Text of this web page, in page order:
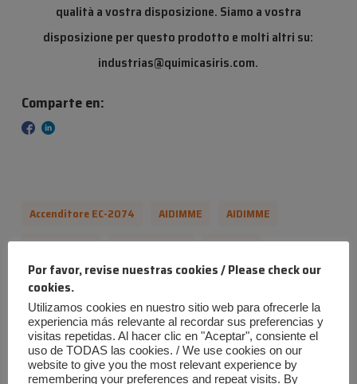
qualità a vostra disposizione. Siamo a vostra
disposizione per questo prodotto e molti altri su:
industrias@quimicasiris.com.
Comparte en:
Accenditore EC-2074 AIDIMME
AIDIMME
Certificación
Certificazione
EC-2074
EN 13501-1:2018
EN 13501-1:2018
Equipoiris
Ignifugo
Industrias Quiímicas Iris
Iris Chemical Industries
Retardante
Por favor, revise nuestras cookies / Please check our
cookies.
Utilizamos cookies en nuestro sitio web para ofrecerle la
experiencia más relevante al recordar sus preferencias y
visitas repetidas. Al hacer clic en "Aceptar", consiente el
uso de TODAS las cookies. / We use cookies on our
website to give you the most relevant experience by
remembering your preferences and repeat visits. By